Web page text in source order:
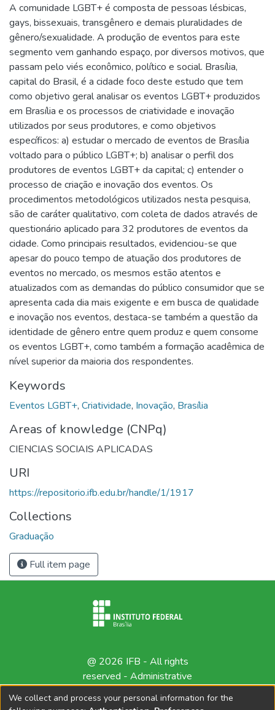
A comunidade LGBT+ é composta de pessoas lésbicas,
gays, bissexuais, transgênero e demais pluralidades de
gênero/sexualidade. A produção de eventos para este
segmento vem ganhando espaço, por diversos motivos, que
passam pelo viés econômico, político e social. Brasília,
capital do Brasil, é a cidade foco deste estudo que tem
como objetivo geral analisar os eventos LGBT+ produzidos
em Brasília e os processos de criatividade e inovação
utilizados por seus produtores, e como objetivos
específicos: a) estudar o mercado de eventos de Brasília
voltado para o público LGBT+; b) analisar o perfil dos
produtores de eventos LGBT+ da capital; c) entender o
processo de criação e inovação dos eventos. Os
procedimentos metodológicos utilizados nesta pesquisa,
são de caráter qualitativo, com coleta de dados através de
questionário aplicado para 32 produtores de eventos da
cidade. Como principais resultados, evidenciou-se que
apesar do pouco tempo de atuação dos produtores de
eventos no mercado, os mesmos estão atentos e
atualizados com as demandas do público consumidor que se
apresenta cada dia mais exigente e em busca de qualidade
e inovação nos eventos, destaca-se também a questão da
identidade de gênero entre quem produz e quem consome
os eventos LGBT+, como também a formação acadêmica de
nível superior da maioria dos respondentes.
Keywords
Eventos LGBT+, Criatividade, Inovação, Brasília
Areas of knowledge (CNPq)
CIENCIAS SOCIAIS APLICADAS
URI
https://repositorio.ifb.edu.br/handle/1/1917
Collections
Graduação
Full item page
@ 2026 IFB - All rights
reserved - Administrative
We collect and process your personal information for the